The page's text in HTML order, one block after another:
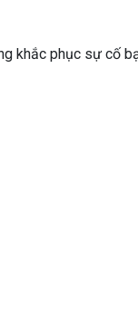
khắc phục sự cố